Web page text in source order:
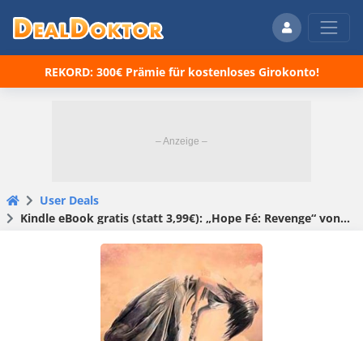
REKORD: 300€ Prämie für kostenloses Girokonto!
User Deals
Kindle eBook gratis (statt 3,99€): „Hope Fé: Revenge“ von Daniela Igelhorst